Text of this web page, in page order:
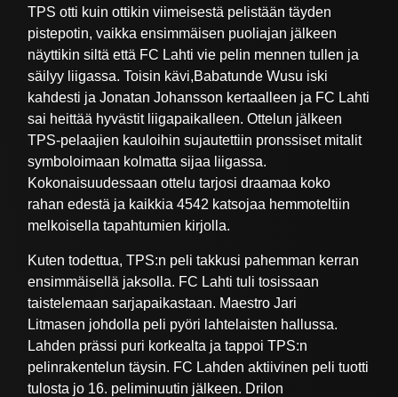
TPS otti kuin ottikin viimeisestä pelistään täyden
pistepotin, vaikka ensimmäisen puoliajan jälkeen
näyttikin siltä että FC Lahti vie pelin mennen tullen ja
säilyy liigassa. Toisin kävi,Babatunde Wusu iski
kahdesti ja Jonatan Johansson kertaalleen ja FC Lahti
sai heittää hyvästit liigapaikalleen. Ottelun jälkeen
TPS-pelaajien kauloihin sujautettiin pronssiset mitalit
symboloimaan kolmatta sijaa liigassa.
Kokonaisuudessaan ottelu tarjosi draamaa koko
rahan edestä ja kaikkia 4542 katsojaa hemmoteltiin
melkoisella tapahtumien kirjolla.
Kuten todettua, TPS:n peli takkusi pahemman kerran
ensimmäisellä jaksolla. FC Lahti tuli tosissaan
taistelemaan sarjapaikastaan. Maestro Jari
Litmasen johdolla peli pyöri lahtelaisten hallussa.
Lahden prässi puri korkealta ja tappoi TPS:n
pelinrakentelun täysin. FC Lahden aktiivinen peli tuotti
tulosta jo 16. peliminuutin jälkeen. Drilon